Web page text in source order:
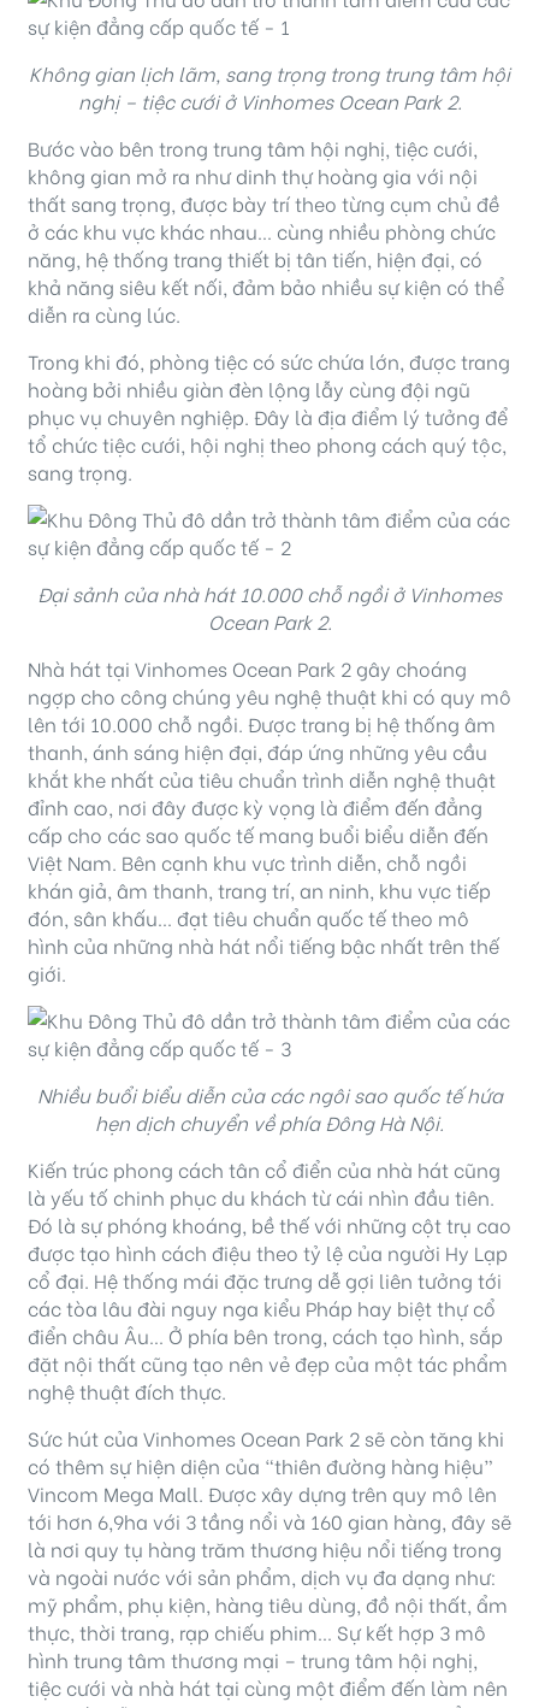
Không gian lịch lãm, sang trọng trong trung tâm hội
nghị – tiệc cưới ở Vinhomes Ocean Park 2.
Bước vào bên trong trung tâm hội nghị, tiệc cưới,
không gian mở ra như dinh thự hoàng gia với nội
thất sang trọng, được bày trí theo từng cụm chủ đề
ở các khu vực khác nhau… cùng nhiều phòng chức
năng, hệ thống trang thiết bị tân tiến, hiện đại, có
khả năng siêu kết nối, đảm bảo nhiều sự kiện có thể
diễn ra cùng lúc.
Trong khi đó, phòng tiệc có sức chứa lớn, được trang
hoàng bởi nhiều giàn đèn lộng lẫy cùng đội ngũ
phục vụ chuyên nghiệp. Đây là địa điểm lý tưởng để
tổ chức tiệc cưới, hội nghị theo phong cách quý tộc,
sang trọng.
Đại sảnh của nhà hát 10.000 chỗ ngồi ở Vinhomes
Ocean Park 2.
Nhà hát tại Vinhomes Ocean Park 2 gây choáng
ngợp cho công chúng yêu nghệ thuật khi có quy mô
lên tới 10.000 chỗ ngồi. Được trang bị hệ thống âm
thanh, ánh sáng hiện đại, đáp ứng những yêu cầu
khắt khe nhất của tiêu chuẩn trình diễn nghệ thuật
đỉnh cao, nơi đây được kỳ vọng là điểm đến đẳng
cấp cho các sao quốc tế mang buổi biểu diễn đến
Việt Nam. Bên cạnh khu vực trình diễn, chỗ ngồi
khán giả, âm thanh, trang trí, an ninh, khu vực tiếp
đón, sân khấu… đạt tiêu chuẩn quốc tế theo mô
hình của những nhà hát nổi tiếng bậc nhất trên thế
giới.
Nhiều buổi biểu diễn của các ngôi sao quốc tế hứa
hẹn dịch chuyển về phía Đông Hà Nội.
Kiến trúc phong cách tân cổ điển của nhà hát cũng
là yếu tố chinh phục du khách từ cái nhìn đầu tiên.
Đó là sự phóng khoáng, bề thế với những cột trụ cao
được tạo hình cách điệu theo tỷ lệ của người Hy Lạp
cổ đại. Hệ thống mái đặc trưng dễ gợi liên tưởng tới
các tòa lâu đài nguy nga kiểu Pháp hay biệt thự cổ
điển châu Âu… Ở phía bên trong, cách tạo hình, sắp
đặt nội thất cũng tạo nên vẻ đẹp của một tác phẩm
nghệ thuật đích thực.
Sức hút của Vinhomes Ocean Park 2 sẽ còn tăng khi
có thêm sự hiện diện của “thiên đường hàng hiệu”
Vincom Mega Mall. Được xây dựng trên quy mô lên
tới hơn 6,9ha với 3 tầng nổi và 160 gian hàng, đây sẽ
là nơi quy tụ hàng trăm thương hiệu nổi tiếng trong
và ngoài nước với sản phẩm, dịch vụ đa dạng như:
mỹ phẩm, phụ kiện, hàng tiêu dùng, đồ nội thất, ẩm
thực, thời trang, rạp chiếu phim… Sự kết hợp 3 mô
hình trung tâm thương mại – trung tâm hội nghị,
tiệc cưới và nhà hát tại cùng một điểm đến làm nên